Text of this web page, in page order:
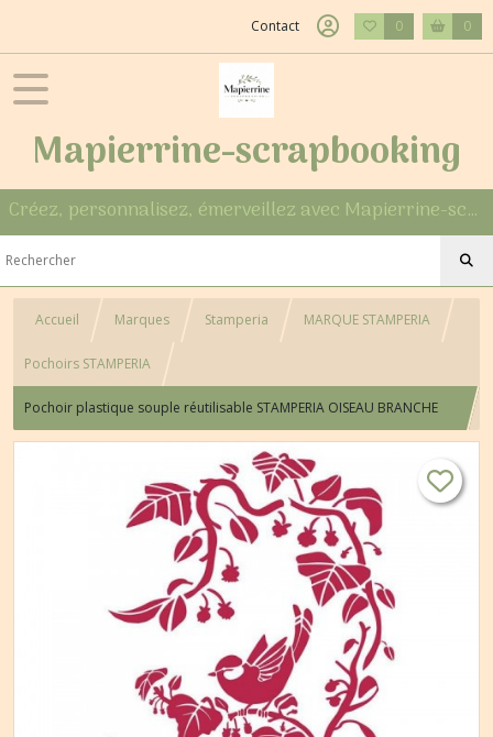
Contact 0 0
Mapierrine-scrapbooking
Créez, personnalisez, émerveillez avec Mapierrine-scrapbooking
Accueil Marques Stamperia MARQUE STAMPERIA
Pochoirs STAMPERIA
Pochoir plastique souple réutilisable STAMPERIA OISEAU BRANCHE